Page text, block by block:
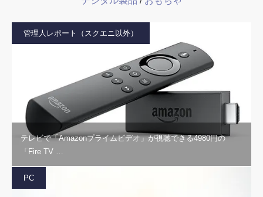
管理人レポート（スクエニ以外）
テレビで「Amazonプライムビデオ」が視聴できる4980円の
「Fire TV …
PC